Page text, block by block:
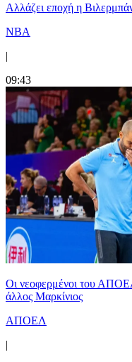
Aλλάζει εποχή η
NBA
|
09:43
Οι νεοφερμένοι του
άλλος Μαρκίνιος
ΑΠΟΕΛ
|